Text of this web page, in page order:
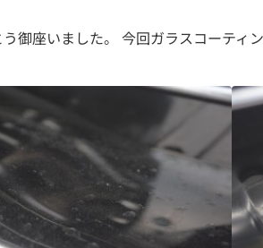
御座いました。 今回ガラスコーティ